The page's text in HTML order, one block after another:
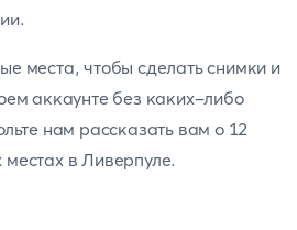
места, чтобы сделать снимки и
аккаунте без каких-либо
нам рассказать вам о 12
в Ливерпуле.